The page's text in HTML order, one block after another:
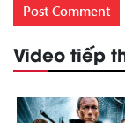
Video tiếp